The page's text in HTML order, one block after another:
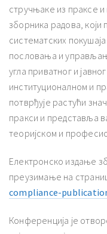
стручњаке из праксе
зборника радова, који
систематских
пословања и
угла приватног и
институционалном и
потврђује растући
пракси и представља
теоријском и
Електронско издање
преузимање на
compliance-
Конференција је